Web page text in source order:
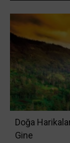
Doğa
Gine